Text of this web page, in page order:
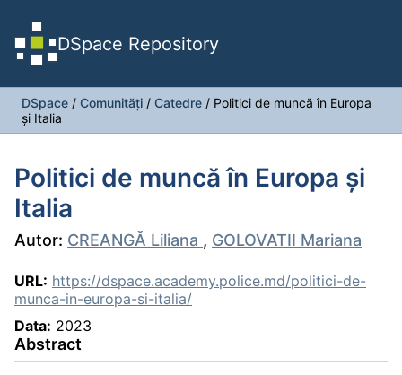
DSpace Repository
DSpace / Comunități / Catedre / Politici de muncă în Europa
și Italia
Politici de muncă în Europa și
Italia
Autor: CREANGĂ Liliana , GOLOVATII Mariana
URL: https://dspace.academy.police.md/politici-de-
munca-in-europa-si-italia/
Data: 2023
Abstract